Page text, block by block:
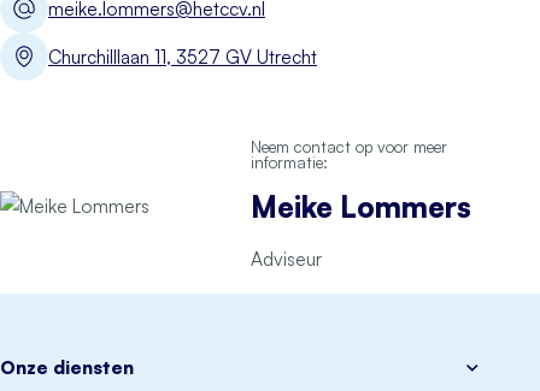
meike.lommers@hetccv.nl
Churchilllaan 11, 3527 GV Utrecht
Neem contact op voor meer
informatie:
Meike Lommers
Adviseur
Onze diensten